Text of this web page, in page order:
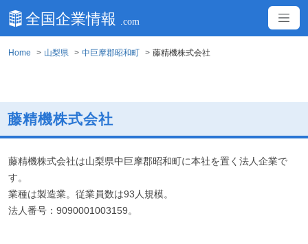
Home 山梨県 中巨摩郡昭和町 藤精機株式会社
藤精機株式会社
藤精機株式会社は山梨県中巨摩郡昭和町に本社を置く法人企業で
す。
業種は製造業。従業員数は93人規模。
法人番号：9090001003159。